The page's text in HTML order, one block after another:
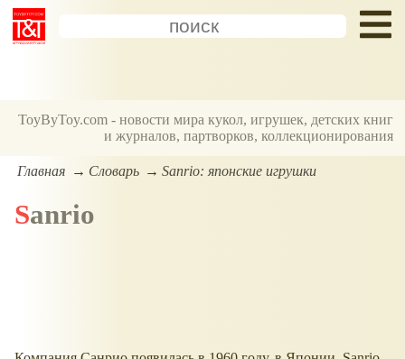
ToyByToy.com - новости мира кукол, игрушек, детских книг
и журналов, партворков, коллекционирования
Главная Словарь Sanrio: японские игрушки
Sanrio